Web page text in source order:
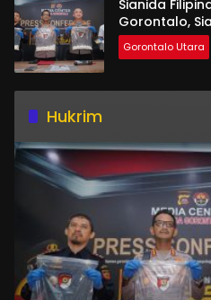
Sianida
Gorontalo,
Gorontalo Utara
Hukrim